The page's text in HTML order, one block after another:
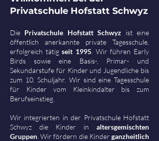
Privatschule Hofstatt Schwyz
Die Privatschule Hofstatt Schwyz ist eine
öffentlich anerkannte private Tagesschule,
erfolgreich tätigseit 1995 . Wir führen Early
Birds sowie eine Basis-, Primar- und
Sekundarstufe für Kinder und Jugendliche bis
zum 10. Schuljahr. Wir sind eine Tagesschule
für Kinder vom Kleinkindalter bis zum
Berufseinstieg.
Wir integrierten in der Privatschule Hofstatt
Schwyz die Kinder in altersgemischten
Gruppen . Wir fördern die Kinder ganzheitlich